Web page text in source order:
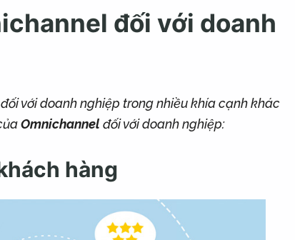
đối với doanh
với doanh nghiệp trong nhiều khía cạnh khác
Omnichannel đối với doanh nghiệp:
hàng